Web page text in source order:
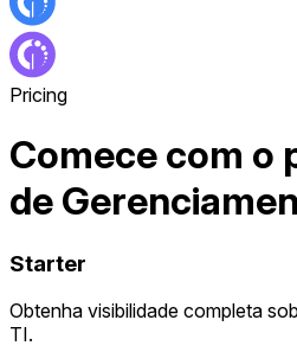
Pricing
Comece com o
de
Starter
Obtenha visibilidade completa
TI.